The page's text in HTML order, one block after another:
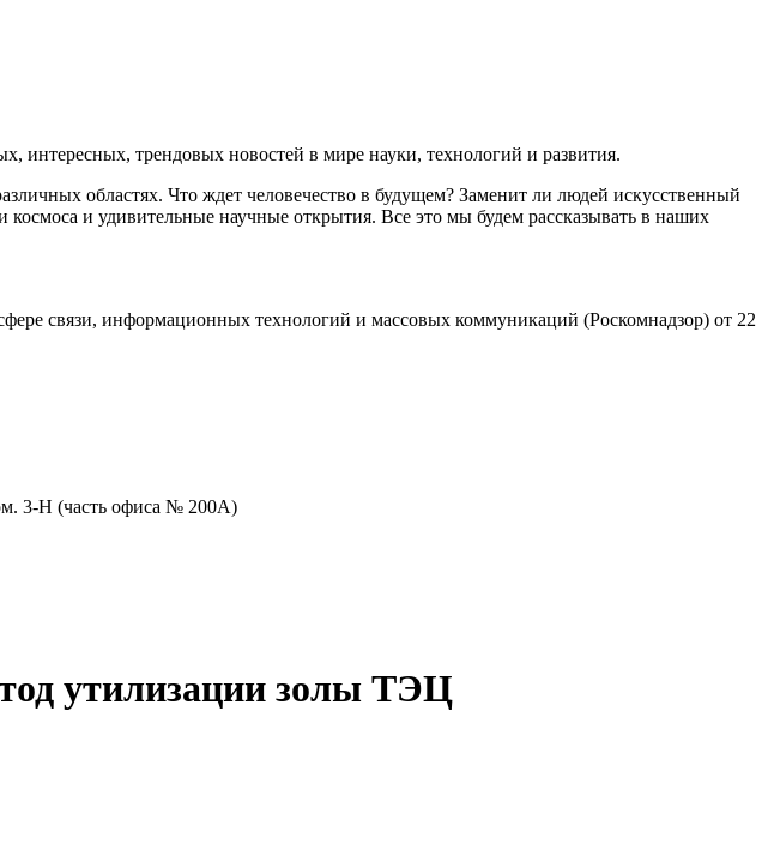
трендовых новостей в мире науки, технологий и развития.
областях. Что ждет человечество в будущем? Заменит ли людей искусственный
и удивительные научные открытия. Все это мы будем рассказывать в наших
связи, информационных технологий и массовых коммуникаций (Роскомнадзор) от 22
3-Н (часть офиса № 200А)
утилизации золы ТЭЦ